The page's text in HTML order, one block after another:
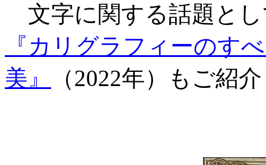
文字に関する話題と
『カリグラフィーのす
美』
（2022年）もご紹